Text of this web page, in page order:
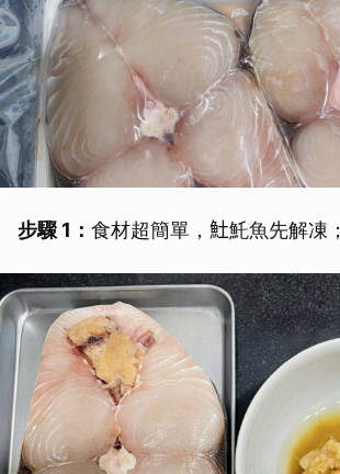
步驟 1： 食材超簡單，𩵚魠魚先解凍；